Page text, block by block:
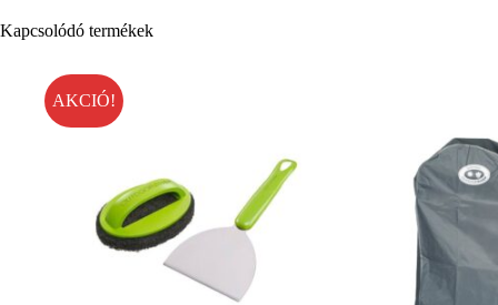
Kapcsolódó termékek
AKCIÓ!